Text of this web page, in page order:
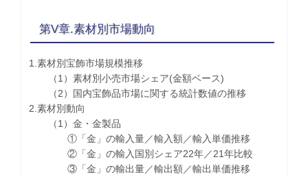
第V章.素材別市場動向
1.素材別宝飾市場規模推移
（1）素材別小売市場シェア(金額ベース)
（2）国内宝飾品市場に関する統計数値の推移
2.素材別動向
（1）金・金製品
①「金」の輸入量／輸入額／輸入単価推移
②「金」の輸入国別シェア22年／21年比較
③「金」の輸出量／輸出額／輸出単価推移